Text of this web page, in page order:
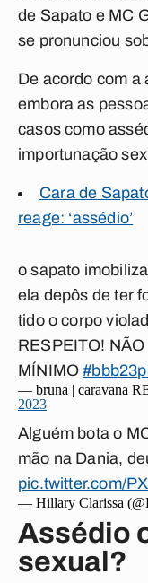
de Sapato e MC
se pronunciou
De acordo com a
embora as
casos como
importunação
Cara de
reage: ‘assédio’
o sapato
ela depôs de ter
tido o corpo
RESPEITO!
MÍNIMO#bbb23
— bruna | caravana
2023
Alguém bota o
mão na Dania,
pic.twitter.com/
— Hillary Clarissa
Assédio
sexual?